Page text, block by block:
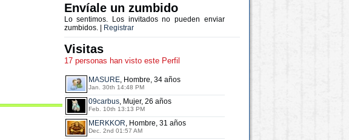
Envíale un zumbido
Lo sentimos. Los invitados no pueden enviar
zumbidos. |
Registrar
Visitas
17 personas han visto este Perfil
MASURE, Hombre, 34 años
Jan. 30th 14:48 PM
09carbus, Mujer, 26 años
Feb. 10th 13:13 PM
MERKKOR, Hombre, 31 años
Dec. 2nd 01:57 AM